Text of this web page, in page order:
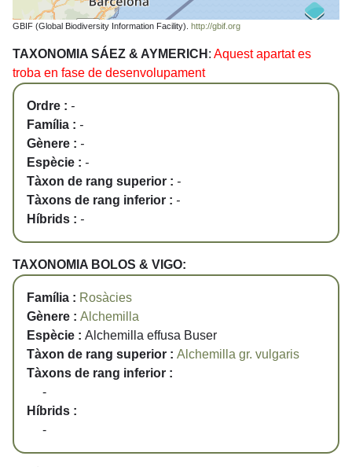
GBIF (Global Biodiversity Information Facility). http://gbif.org
TAXONOMIA SÁEZ & AYMERICH : Aquest apartat es
troba en fase de desenvolupament
Ordre : -
Família : -
Gènere : -
Espècie : -
Tàxon de rang superior : -
Tàxons de rang inferior : -
Híbrids : -
TAXONOMIA BOLOS & VIGO:
Família : Rosàcies
Gènere : Alchemilla
Espècie : Alchemilla effusa Buser
Tàxon de rang superior : Alchemilla gr. vulgaris
Tàxons de rang inferior :
-
Híbrids :
-